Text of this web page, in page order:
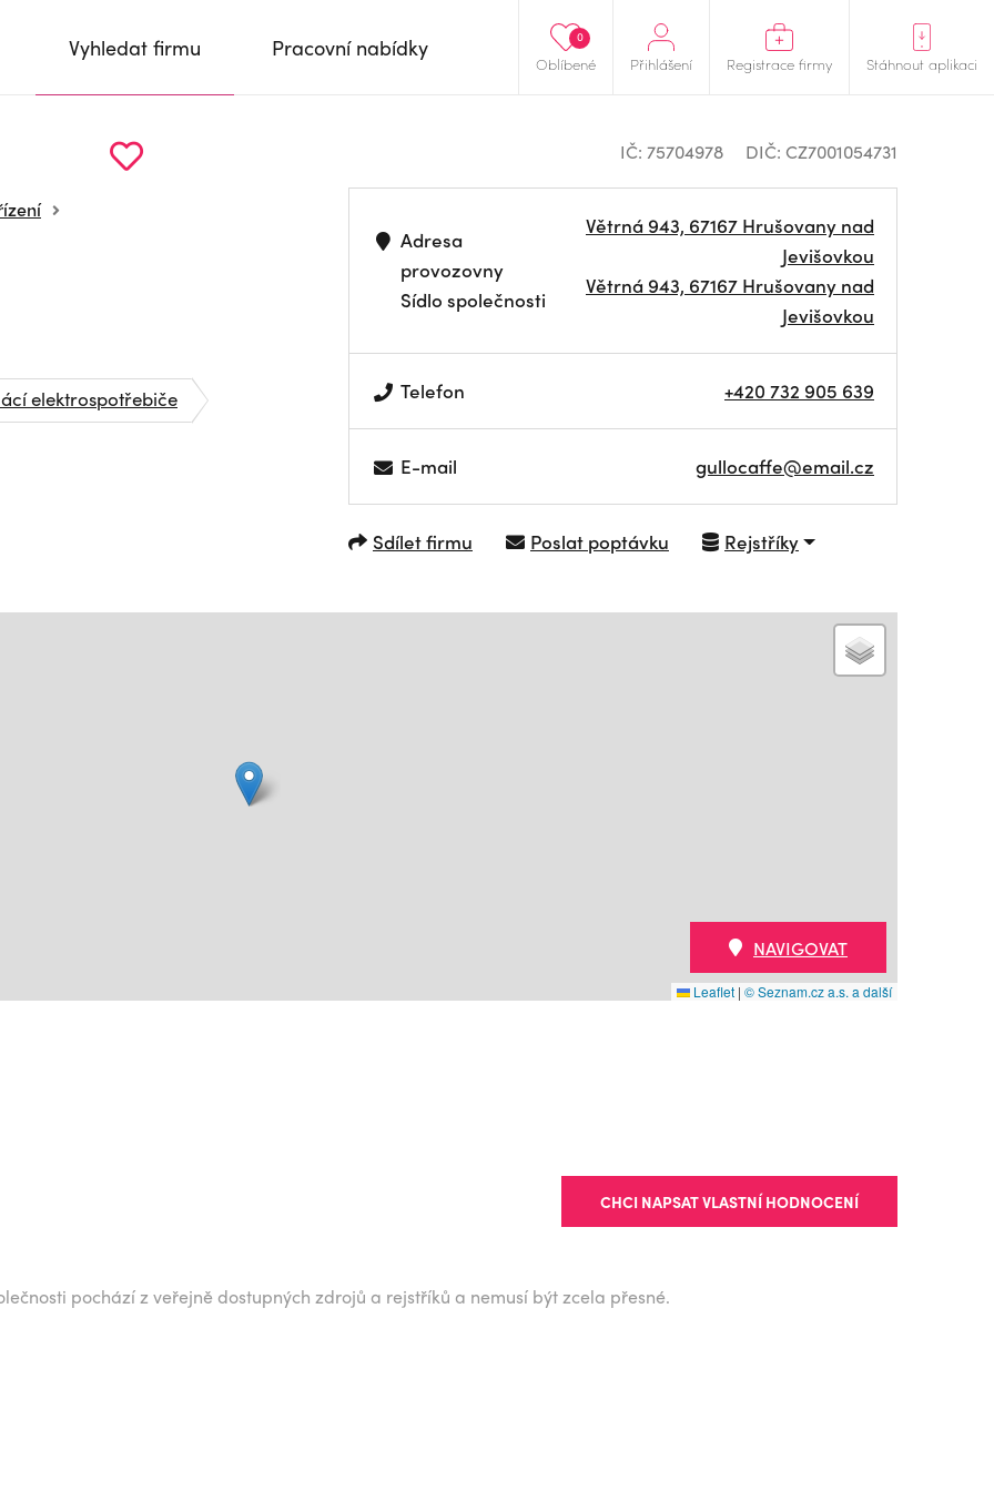
Oblíbené
0
Přihlášení Registrace firmy Stáhnout aplikaci
Vyhledat firmu Pracovní nabídky
elektrospotřebiče
IČ: 75704978 DIČ: CZ7001054731
Adresa
provozovny
Sídlo společnosti
Větrná 943, 67167 Hrušovany nad
Jevišovkou
Větrná 943, 67167 Hrušovany nad
Jevišovkou
Telefon +420 732 905 639
E-mail gullocaffe@email.cz
Sdílet firmu Poslat poptávku Rejstříky
Leaflet | © Seznam.cz a.s. a další
NAVIGOVAT
CHCI NAPSAT VLASTNÍ HODNOCENÍ
pochází z veřejně dostupných zdrojů a rejstříků a nemusí být zcela přesné.